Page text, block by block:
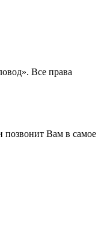
Все права
позвонит Вам в самое